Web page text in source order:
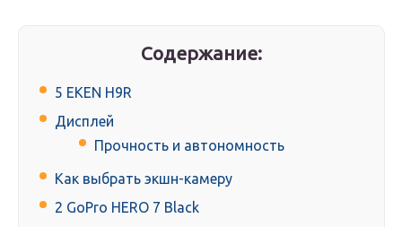
Содержание:
5 EKEN H9R
Дисплей
Прочность и автономность
Как выбрать экшн-камеру
2 GoPro HERO 7 Black